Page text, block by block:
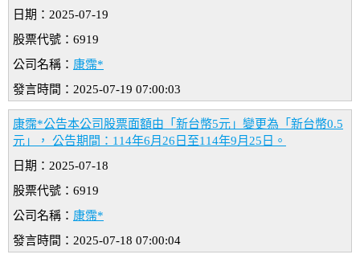
日期：2025-07-19
股票代號：6919
公司名稱： 康霈*
發言時間：2025-07-19 07:00:03
康霈*公告本公司股票面額由「新台幣5元」變更為「新台幣0.5
元」， 公告期間：114年6月26日至114年9月25日。
日期：2025-07-18
股票代號：6919
公司名稱： 康霈*
發言時間：2025-07-18 07:00:04